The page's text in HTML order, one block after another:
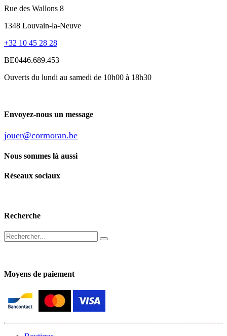
Rue des Wallons 8
1348 Louvain-la-Neuve
+32 10 45 28 28
BE0446.689.453
Ouverts du lundi au samedi de 10h00 à 18h30
Envoyez-nous un message
jouer@cormoran.be
Nous sommes là aussi
Réseaux sociaux
Recherche
Moyens de paiement